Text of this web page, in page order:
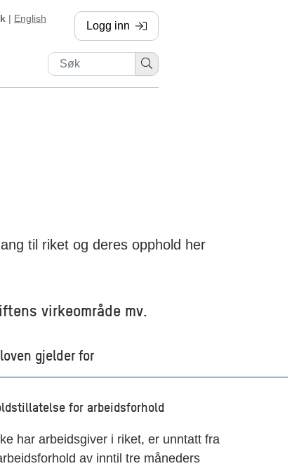
| English
Logg inn
, sendes til annen side
til riket og deres opphold her
virkeområde mv.
gjelder for
for arbeidsforhold
har arbeidsgiver i riket, er unntatt fra
av inntil tre måneders